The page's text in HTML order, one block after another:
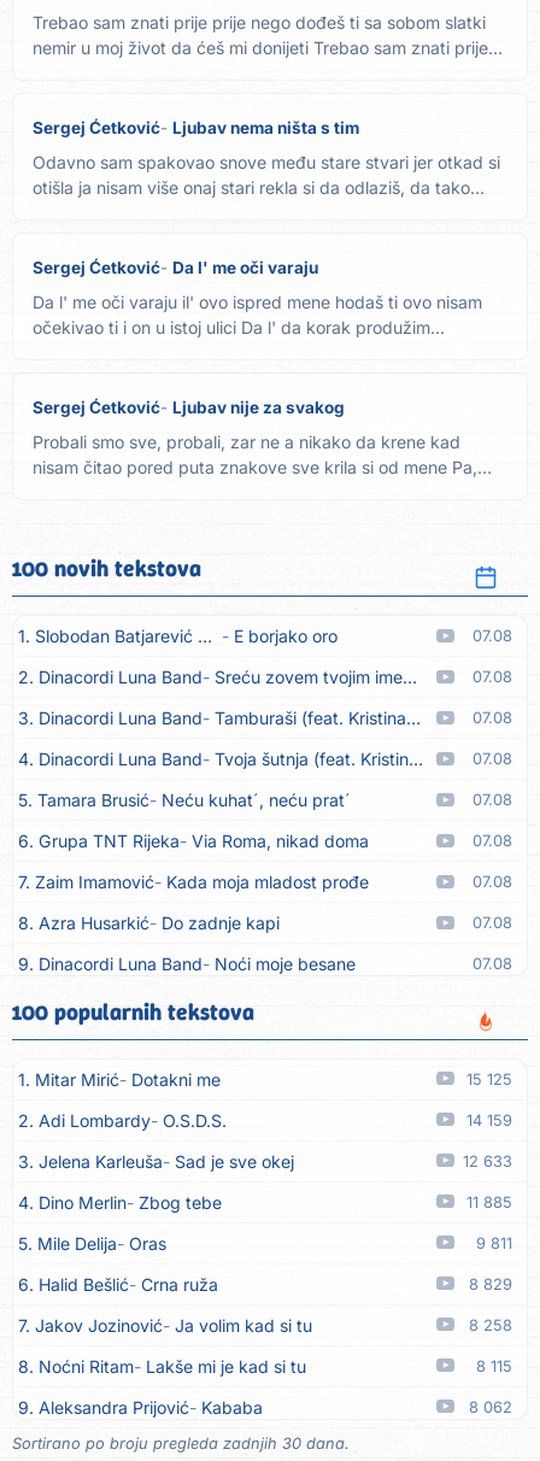
Trebao sam znati prije prije nego dođeš ti sa sobom slatki
nemir u moj život da ćeš mi donijeti Trebao sam znati prije...
Sergej Ćetković Ljubav nema ništa s tim
Odavno sam spakovao snove među stare stvari jer otkad si
otišla ja nisam više onaj stari rekla si da odlaziš, da tako...
Sergej Ćetković Da l' me oči varaju
Da l' me oči varaju il' ovo ispred mene hodaš ti ovo nisam
očekivao ti i on u istoj ulici Da l' da korak produžim...
Sergej Ćetković Ljubav nije za svakog
Probali smo sve, probali, zar ne a nikako da krene kad
nisam čitao pored puta znakove sve krila si od mene Pa,
100 novih tekstova
1. Slobodan Batjarević Čobe E borjako oro 07.08
2. Dinacordi Luna Band Sreću zovem tvojim imenom (feat. Kristina Smetko) 07.08
3. Dinacordi Luna Band Tamburaši (feat. Kristina Smetko) 07.08
4. Dinacordi Luna Band Tvoja šutnja (feat. Kristina Smetko) 07.08
5. Tamara Brusić Neću kuhat´, neću prat´ 07.08
6. Grupa TNT Rijeka Via Roma, nikad doma 07.08
7. Zaim Imamović Kada moja mladost prođe 07.08
8. Azra Husarkić Do zadnje kapi 07.08
9. Dinacordi Luna Band Noći moje besane 07.08
10. Pet za 5 Pozdravi mi Stubicu
11. Dinacordi Luna Band Anđeo moj 07.08
12. Vesna Kartuš Vrati se 07.08
13. Severina Pozovi me ti (Anksiozna) 06.08
14. Fidellio Summer Time 06.08
15. Tereza Kesovija Volim te 06.08
16. Ruswaj Sada znam, to je ljubav 06.08
17. Nemanja Panić Daj mu sve što si dala meni 06.08
18. Gustafi Imala je oči pospane 06.08
19. Marko Nedug Pjesma za tebe 06.08
20. Bruno Krajcar Pozitiva 06.08
21. Bruno Krajcar Za nas
100 popularnih tekstova
1. Mitar Mirić Dotakni me 15 125
2. Adi Lombardy O.S.D.S. 14 159
3. Jelena Karleuša Sad je sve okej 12 633
4. Dino Merlin Zbog tebe 11 885
5. Mile Delija Oras 9 811
6. Halid Bešlić Crna ruža 8 829
7. Jakov Jozinović Ja volim kad si tu 8 258
8. Noćni Ritam Lakše mi je kad si tu 8 115
9. Aleksandra Prijović Kababa 8 062
10. Halid Bešlić Ljiljani
Sortirano po broju pregleda zadnjih 30 dana.